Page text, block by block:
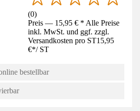
(0)
Preis — 15,95 € * Alle Preise
inkl. MwSt. und ggf. zzgl.
Versandkosten pro ST15,95
€*/ ST
bestellbar